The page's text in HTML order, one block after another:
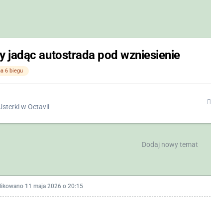
jadąc autostrada pod wzniesienie
6 biegu
w Octavii
Dodaj nowy temat
11 maja 2026 o 20:15